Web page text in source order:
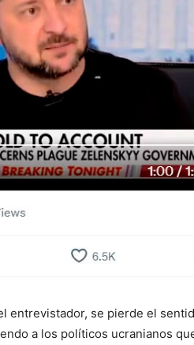
entrevistador, se pierde el
a los políticos ucranianos